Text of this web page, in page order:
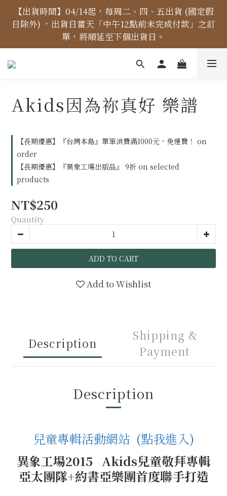
【價格標示更新】異象出版品-價格標示更新為原價，
折扣一律購物車計算。
【出貨時間】04/14起，每周二、四、五出貨 (國定假
日除外) ，出貨日當天「中午12點前未完成付款」之訂
單，將順延至下個出貨日。
【免運金額】台灣地區全站滿1000元免運費！
【價格標示更新】異象出版品-價格標示更新為原價，
Akids因為祢真好 樂譜
【長期優惠】『台灣本島』單筆消費滿1000元，免運費！ on
order
【長期優惠】『異象工場出版品』 9折 on selected
products
NT$250
Quantity
ADD TO CART
Add to Wishlist
Description
Shipping &
Payment
Description
兒童專輯活動網站 (點我進入)
異象工場2015 Akids兒童敬拜專輯
亞太團隊+約書亞樂團首度聯手打造